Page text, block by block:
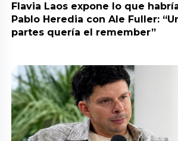
Flavia Laos expone lo que
Pablo Heredia con Ale Fuller:
partes quería el remember”